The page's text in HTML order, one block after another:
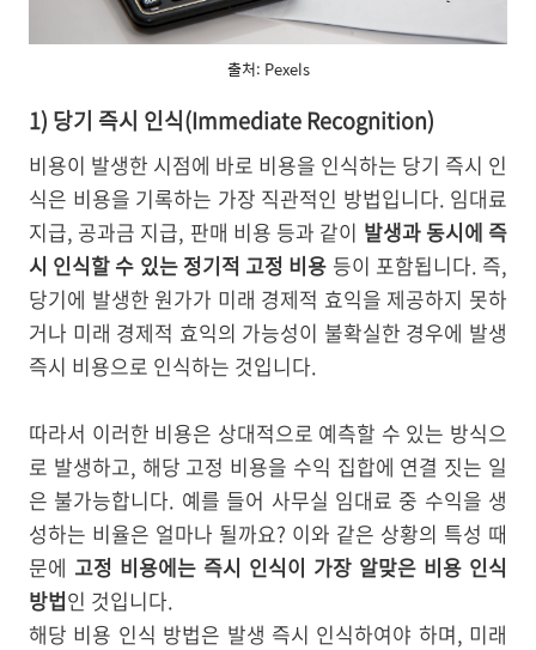
출처: Pexels
1) 당기 즉시 인식(Immediate Recognition)
비용이 발생한 시점에 바로 비용을 인식하는 당기 즉시 인
식은 비용을 기록하는 가장 직관적인 방법입니다. 임대료
지급, 공과금 지급, 판매 비용 등과 같이 발생과 동시에 즉
시 인식할 수 있는 정기적 고정 비용 등이 포함됩니다. 즉,
당기에 발생한 원가가 미래 경제적 효익을 제공하지 못하
거나 미래 경제적 효익의 가능성이 불확실한 경우에 발생
즉시 비용으로 인식하는 것입니다.
따라서 이러한 비용은 상대적으로 예측할 수 있는 방식으
로 발생하고, 해당 고정 비용을 수익 집합에 연결 짓는 일
은 불가능합니다. 예를 들어 사무실 임대료 중 수익을 생
성하는 비율은 얼마나 될까요? 이와 같은 상황의 특성 때
문에 고정 비용에는 즉시 인식이 가장 알맞은 비용 인식
방법인 것입니다.
해당 비용 인식 방법은 발생 즉시 인식하여야 하며, 미래